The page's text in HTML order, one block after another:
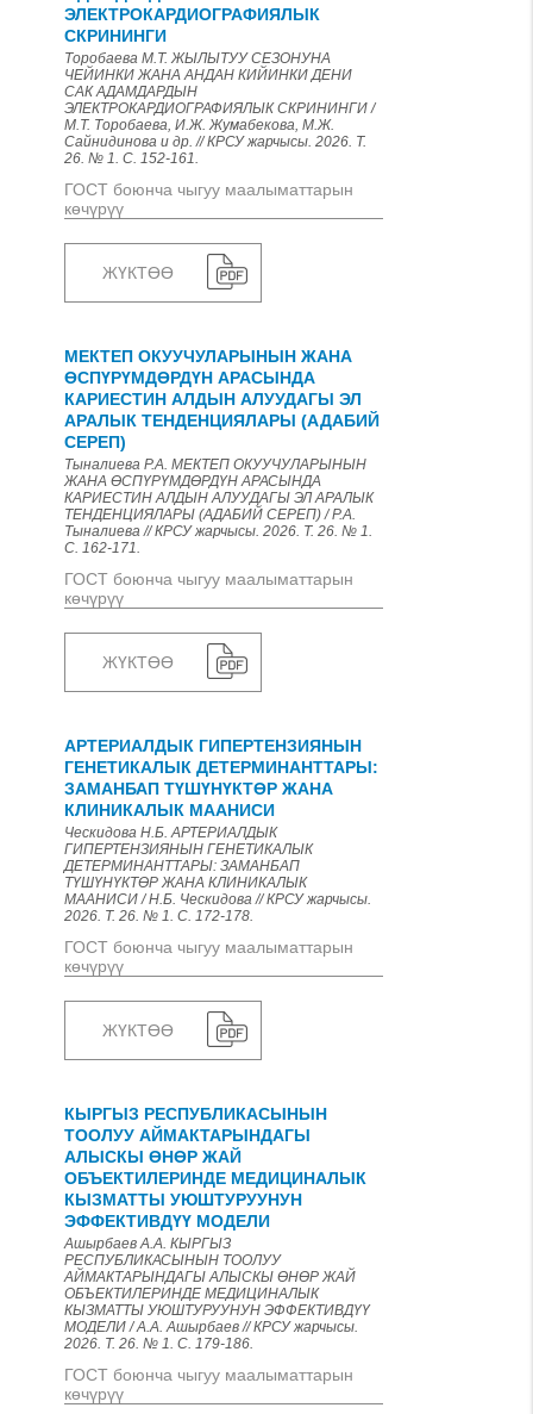
ЭЛЕКТРОКАРДИОГРАФИЯЛЫК
СКРИНИНГИ
Торобаева М.Т. ЖЫЛЫТУУ СЕЗОНУНА
ЧЕЙИНКИ ЖАНА АНДАН КИЙИНКИ ДЕНИ
САК АДАМДАРДЫН
ЭЛЕКТРОКАРДИОГРАФИЯЛЫК СКРИНИНГИ /
М.Т. Торобаева, И.Ж. Жумабекова, М.Ж.
Сайнидинова и др. // КРСУ жарчысы. 2026. Т.
26. № 1. С. 152-161.
ГОСТ боюнча чыгуу маалыматтарын
көчүрүү
ЖҮКТӨӨ
МЕКТЕП ОКУУЧУЛАРЫНЫН ЖАНА
ӨСПҮРҮМДӨРДҮН АРАСЫНДА
КАРИЕСТИН АЛДЫН АЛУУДАГЫ ЭЛ
АРАЛЫК ТЕНДЕНЦИЯЛАРЫ (АДАБИЙ
СЕРЕП)
Тыналиева Р.А. МЕКТЕП ОКУУЧУЛАРЫНЫН
ЖАНА ӨСПҮРҮМДӨРДҮН АРАСЫНДА
КАРИЕСТИН АЛДЫН АЛУУДАГЫ ЭЛ АРАЛЫК
ТЕНДЕНЦИЯЛАРЫ (АДАБИЙ СЕРЕП) / Р.А.
Тыналиева // КРСУ жарчысы. 2026. Т. 26. № 1.
С. 162-171.
ГОСТ боюнча чыгуу маалыматтарын
көчүрүү
ЖҮКТӨӨ
АРТЕРИАЛДЫК ГИПЕРТЕНЗИЯНЫН
ГЕНЕТИКАЛЫК ДЕТЕРМИНАНТТАРЫ:
ЗАМАНБАП ТҮШҮНҮКТӨР ЖАНА
КЛИНИКАЛЫК МААНИСИ
Ческидова Н.Б. АРТЕРИАЛДЫК
ГИПЕРТЕНЗИЯНЫН ГЕНЕТИКАЛЫК
ДЕТЕРМИНАНТТАРЫ: ЗАМАНБАП
ТҮШҮНҮКТӨР ЖАНА КЛИНИКАЛЫК
МААНИСИ / Н.Б. Ческидова // КРСУ жарчысы.
2026. Т. 26. № 1. С. 172-178.
ГОСТ боюнча чыгуу маалыматтарын
көчүрүү
ЖҮКТӨӨ
КЫРГЫЗ РЕСПУБЛИКАСЫНЫН
ТООЛУУ АЙМАКТАРЫНДАГЫ
АЛЫСКЫ ӨНӨР ЖАЙ
ОБЪЕКТИЛЕРИНДЕ МЕДИЦИНАЛЫК
КЫЗМАТТЫ УЮШТУРУУНУН
ЭФФЕКТИВДҮҮ МОДЕЛИ
Ашырбаев А.А. КЫРГЫЗ
РЕСПУБЛИКАСЫНЫН ТООЛУУ
АЙМАКТАРЫНДАГЫ АЛЫСКЫ ӨНӨР ЖАЙ
ОБЪЕКТИЛЕРИНДЕ МЕДИЦИНАЛЫК
КЫЗМАТТЫ УЮШТУРУУНУН ЭФФЕКТИВДҮҮ
МОДЕЛИ / А.А. Ашырбаев // КРСУ жарчысы.
2026. Т. 26. № 1. С. 179-186.
ГОСТ боюнча чыгуу маалыматтарын
көчүрүү